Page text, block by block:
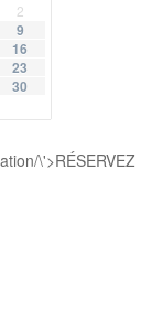
2
9
16
23
30
\'>RÉSERVEZ